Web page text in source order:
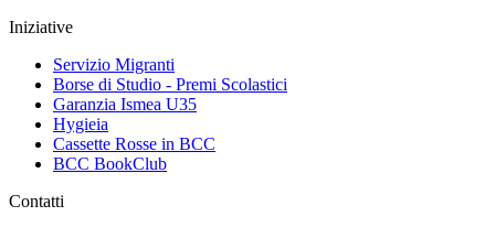
Iniziative
Servizio Migranti
Borse di Studio - Premi Scolastici
Garanzia Ismea U35
Hygieia
Cassette Rosse in BCC
BCC BookClub
Contatti